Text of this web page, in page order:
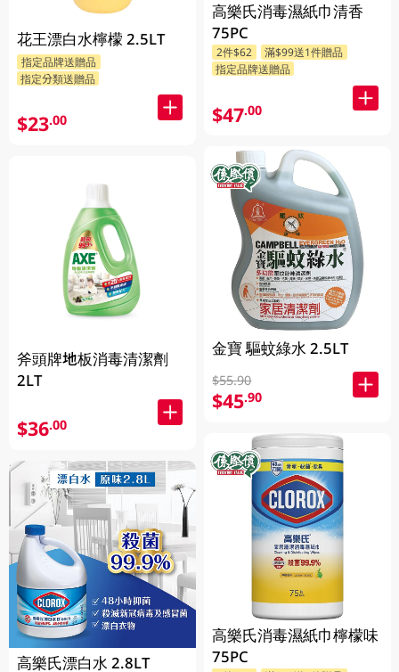
花王漂白水檸檬 2.5LT
指定品牌送贈品
指定分類送贈品
$23.00
斧頭牌地板消毒清潔劑
2LT
$36.00
高樂氏漂白水 2.8LT
高樂氏消毒濕紙巾清香
75PC
2件$62
滿$99送1件贈品
指定品牌送贈品
$47.00
金寶 驅蚊綠水 2.5LT
$55.90
$45.90
高樂氏消毒濕紙巾檸檬味
75PC